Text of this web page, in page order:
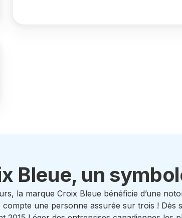
Bleue, un
la marque Croix Bleue bénéficie d’une
compte une personne assurée sur trois ! Dès